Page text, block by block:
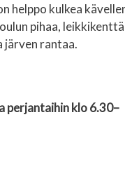
helppo kulkea
pihaa,
järven rantaa.
perjantaihin klo 6.30–